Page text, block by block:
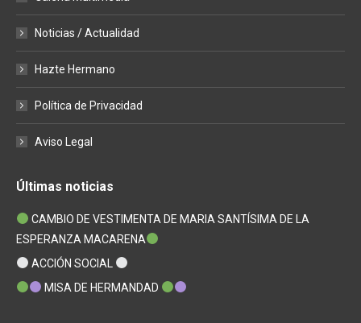
Noticias / Actualidad
Hazte Hermano
Política de Privacidad
Aviso Legal
Últimas noticias
CAMBIO DE VESTIMENTA DE MARIA SANTÍSIMA DE LA
ESPERANZA MACARENA
ACCIÓN SOCIAL
MISA DE HERMANDAD